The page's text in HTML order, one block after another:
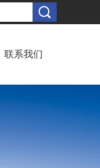
联系我们